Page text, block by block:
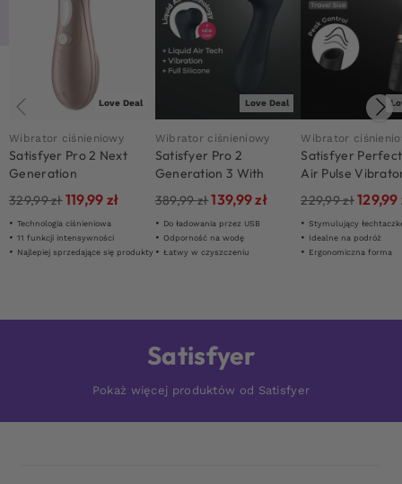
Love Deal
Wibrator ciśnieniowy
Satisfyer Pro 2 Next
Generation
329,99zł119,99 zł
Technologia ciśnieniowa
11 funkcji intensywności
Najlepiej sprzedające się produkty
Love Deal
Wibrator ciśnieniowy
Satisfyer Pro 2
Generation 3 With
Liquid Air Black
389,99zł139,99zł
Do ładowania przez USB
Odporność na wodę
Łatwy w czyszczeniu
Wibrator
Satisfyer Perfect
Air Pulse
229,99zł129,99
Stymulujący
Idealne na podróż
Ergonomiczna forma
Satisfyer
Pokaż więcej produktów od Satisfyer